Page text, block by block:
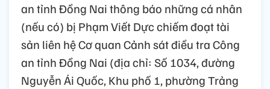
an tỉnh Đồng Nai thông báo những cá nhân
(nếu có) bị Phạm Viết Dực chiếm đoạt tài
sản liên hệ Cơ quan Cảnh sát điều tra Công
an tỉnh Đồng Nai (địa chỉ: Số 1034, đường
Nguyễn Ái Quốc, Khu phố 1, phường Trảng